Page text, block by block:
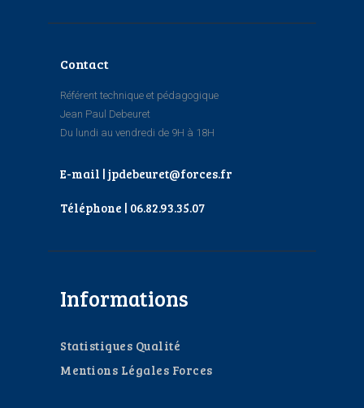
Contact
Référent technique et pédagogique
Jean Paul Debeuret
Du lundi au vendredi de 9H à 18H
E-mail | jpdebeuret@forces.fr
Téléphone | 06.82.93.35.07
Informations
Statistiques Qualité
Mentions Légales Forces